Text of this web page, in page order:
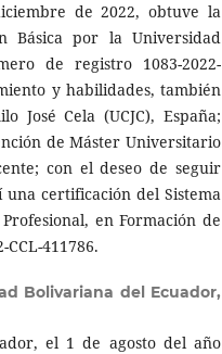
de 2022, obtuve la
Básica por la Universidad
de registro 1083-2022-
y habilidades, también
José Cela (UCJC), España;
de Máster Universitario
con el deseo de seguir
certificación del Sistema
en Formación de
411786.
Bolivariana del Ecuador,
el 1 de agosto del año